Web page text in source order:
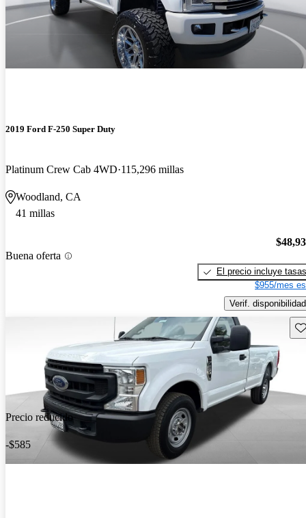
2019 Ford F-250 Super Duty
Platinum Crew Cab 4WD 115,296 millas
Woodland, CA
41 millas
Buena oferta
El precio incluye tasas
$955/mes
Verif. disponibilidad
Precio reducido
-$585